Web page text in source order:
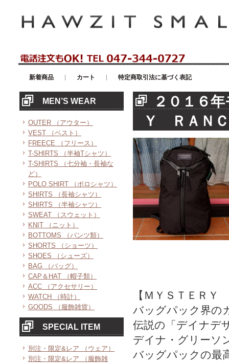
新着商品 カート 特定商取引法に基づく表記
MEN’S WEAR
OUTER （アウター）
VEST （ベスト）
FREECE （フリース）
T-SHIRTS （半袖Tシャツ）
T-SHIRTS （七分袖・長袖な
ど）
POLO SHIRT （ポロシャツ）
SHIRTS （長袖シャツ）
SHIRTS （半袖シャツ）
SWEAT （スウェット）
KNIT （ニット）
BOTTOMS （パンツ類）
SHORTS （ショーツ）
SHOES （シューズ）
BAG （バッグ）
CAP＆HAT （帽子類）
ACC （アクセサリー）
WATCH （時計）
GOODS （服飾雑貨）
SPECIAL ITEM
別注・限定&レア （ウェア）
別注・限定&レア （服飾雑
２０１６
Ｙ ＲＡＮ
【ＭＹＳＴＥＲ
バッグパック界の
伝説の「デイナデ
デイナ・グリーソ
バッグパックの最